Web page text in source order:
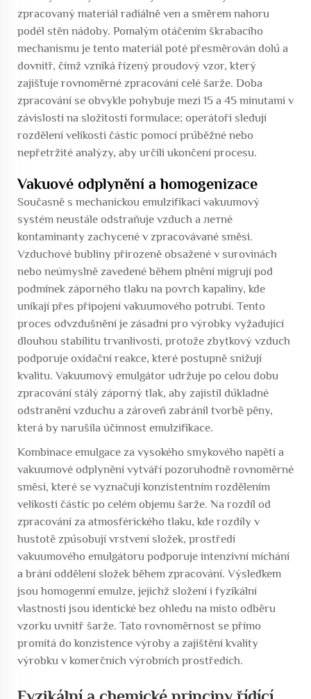
zpracovaný materiál radiálně ven a směrem nahoru
podél stěn nádoby. Pomalým otáčením škrabacího
mechanismu je tento materiál poté přesměrován dolů a
dovnitř, čímž vzniká řízený proudový vzor, který
zajišťuje rovnoměrné zpracování celé šarže. Doba
zpracování se obvykle pohybuje mezi 15 a 45 minutami v
závislosti na složitosti formulace; operátoři sledují
rozdělení velikosti částic pomocí průběžné nebo
nepřetržité analýzy, aby určili ukončení procesu.
Vakuové odplynění a homogenizace
Současně s mechanickou emulzifikací vakuumový
systém neustále odstraňuje vzduch a летné
kontaminanty zachycené v zpracovávané směsi.
Vzduchové bubliny přirozeně obsažené v surovinách
nebo neúmyslně zavedené během plnění migrují pod
podmínek záporného tlaku na povrch kapaliny, kde
unikají přes připojení vakuumového potrubí. Tento
proces odvzdušnění je zásadní pro výrobky vyžadující
dlouhou stabilitu trvanlivosti, protože zbytkový vzduch
podporuje oxidační reakce, které postupně snižují
kvalitu. Vakuumový emulgátor udržuje po celou dobu
zpracování stálý záporný tlak, aby zajistil důkladné
odstranění vzduchu a zároveň zabránil tvorbě pěny,
která by narušila účinnost emulzifikace.
Kombinace emulgace za vysokého smykového napětí a
vakuumové odplynění vytváří pozoruhodně rovnoměrné
směsi, které se vyznačují konzistentním rozdělením
velikosti částic po celém objemu šarže. Na rozdíl od
zpracování za atmosférického tlaku, kde rozdíly v
hustotě způsobují vrstvení složek, prostředí
vakuumového emulgátoru podporuje intenzivní míchání
a brání oddělení složek během zpracování. Výsledkem
jsou homogenní emulze, jejichž složení i fyzikální
vlastnosti jsou identické bez ohledu na místo odběru
vzorku uvnitř šarže. Tato rovnoměrnost se přímo
promítá do konzistence výroby a zajištění kvality
výrobku v komerčních výrobních prostředích.